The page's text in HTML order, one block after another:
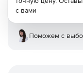
с вами
Поможем с